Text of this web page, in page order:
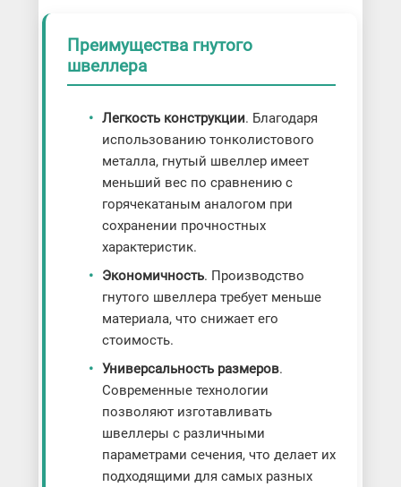
Преимущества гнутого
швеллера
Легкость конструкции. Благодаря
использованию тонколистового
металла, гнутый швеллер имеет
меньший вес по сравнению с
горячекатаным аналогом при
сохранении прочностных
характеристик.
Экономичность. Производство
гнутого швеллера требует меньше
материала, что снижает его
стоимость.
Универсальность размеров.
Современные технологии
позволяют изготавливать
швеллеры с различными
параметрами сечения, что делает их
подходящими для самых разных